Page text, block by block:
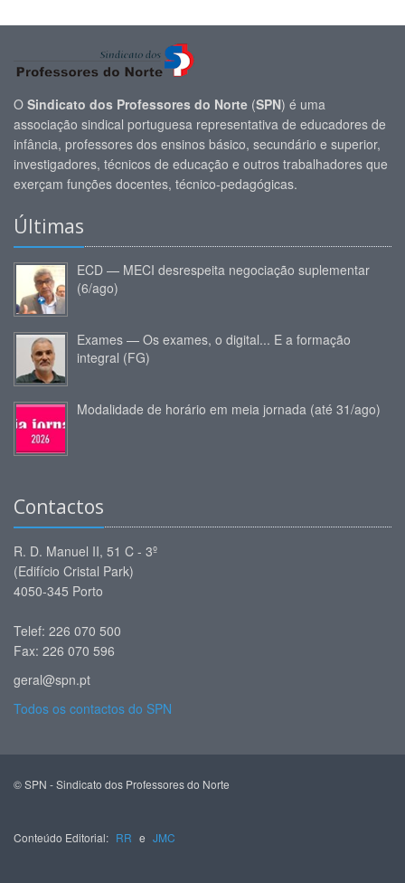
O Sindicato dos Professores do Norte (SPN) é uma
associação sindical portuguesa representativa de educadores de
infância, professores dos ensinos básico, secundário e superior,
investigadores, técnicos de educação e outros trabalhadores que
exerçam funções docentes, técnico-pedagógicas.
Últimas
ECD — MECI desrespeita negociação suplementar
(6/ago)
Exames — Os exames, o digital... E a formação
integral (FG)
Modalidade de horário em meia jornada (até 31/ago)
Contactos
R. D. Manuel II, 51 C - 3º
(Edifício Cristal Park)
4050-345 Porto
Telef: 226 070 500
Fax: 226 070 596
geral@spn.pt
Todos os contactos do SPN
© SPN - Sindicato dos Professores do Norte
Conteúdo Editorial: RR e JMC